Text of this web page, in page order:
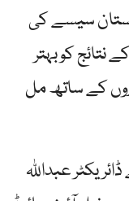
سیسے کی
کو بہتر
کے ساتھ مل
عبداللہ